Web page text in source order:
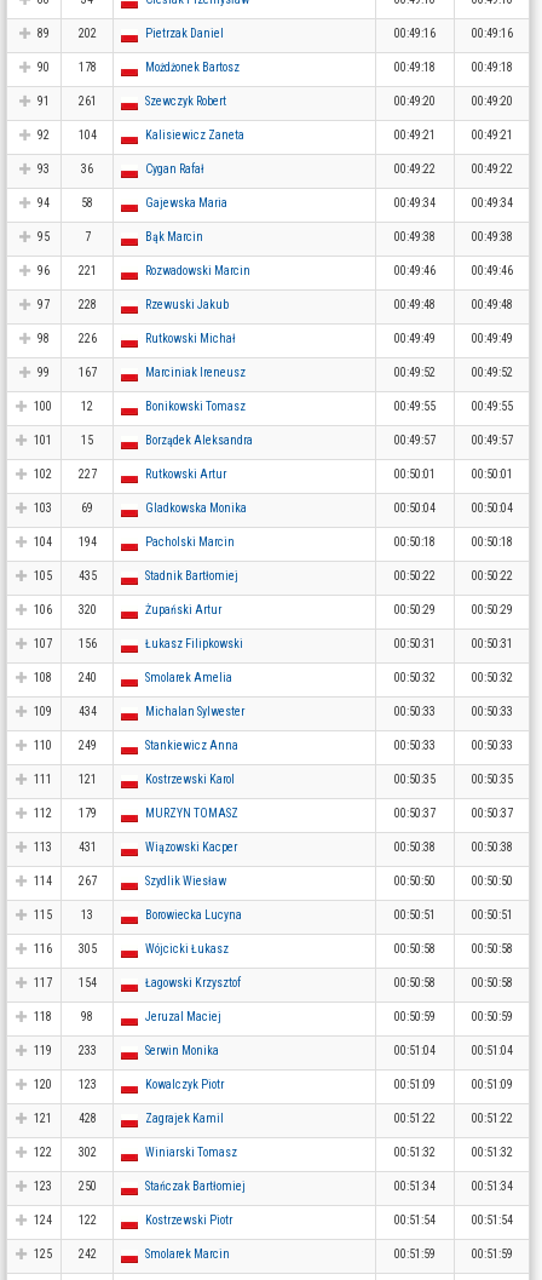
89 202 Pietrzak Daniel 00:49:16 00:49:16
90 178 Możdżonek Bartosz 00:49:18 00:49:18
91 261 Szewczyk Robert 00:49:20 00:49:20
92 104 Kalisiewicz Zaneta 00:49:21 00:49:21
93 36 Cygan Rafał 00:49:22 00:49:22
94 58 Gajewska Maria 00:49:34 00:49:34
95 7 Bąk Marcin 00:49:38 00:49:38
96 221 Rozwadowski Marcin 00:49:46 00:49:46
97 228 Rzewuski Jakub 00:49:48 00:49:48
98 226 Rutkowski Michał 00:49:49 00:49:49
99 167 Marciniak Ireneusz 00:49:52 00:49:52
100 12 Bonikowski Tomasz 00:49:55 00:49:55
101 15 Borządek Aleksandra 00:49:57 00:49:57
102 227 Rutkowski Artur 00:50:01 00:50:01
103 69 Gladkowska Monika 00:50:04 00:50:04
104 194 Pacholski Marcin 00:50:18 00:50:18
105 435 Stadnik Bartłomiej 00:50:22 00:50:22
106 320 Żupański Artur 00:50:29 00:50:29
107 156 Łukasz Filipkowski 00:50:31 00:50:31
108 240 Smolarek Amelia 00:50:32 00:50:32
109 434 Michalan Sylwester 00:50:33 00:50:33
110 249 Stankiewicz Anna 00:50:33 00:50:33
111 121 Kostrzewski Karol 00:50:35 00:50:35
112 179 MURZYN TOMASZ 00:50:37 00:50:37
113 431 Wiązowski Kacper 00:50:38 00:50:38
114 267 Szydlik Wiesław 00:50:50 00:50:50
115 13 Borowiecka Lucyna 00:50:51 00:50:51
116 305 Wójcicki Łukasz 00:50:58 00:50:58
117 154 Łagowski Krzysztof 00:50:58 00:50:58
118 98 Jeruzal Maciej 00:50:59 00:50:59
119 233 Serwin Monika 00:51:04 00:51:04
120 123 Kowalczyk Piotr 00:51:09 00:51:09
121 428 Zagrajek Kamil 00:51:22 00:51:22
122 302 Winiarski Tomasz 00:51:32 00:51:32
123 250 Stańczak Bartłomiej 00:51:34 00:51:34
124 122 Kostrzewski Piotr 00:51:54 00:51:54
125 242 Smolarek Marcin 00:51:59 00:51:59